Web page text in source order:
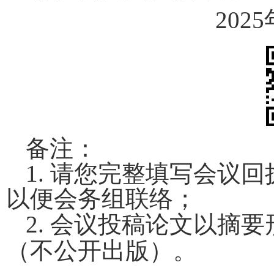
2025
备注：
1. 请您完整填写会议
以便会务组联络；
2. 会议投稿论文以摘
（不公开出版）。